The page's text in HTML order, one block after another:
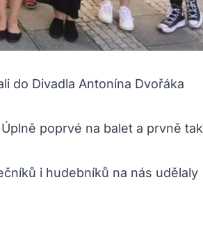
do Divadla Antonína Dvořáka
poprvé na balet a prvně
i hudebníků na nás udělaly